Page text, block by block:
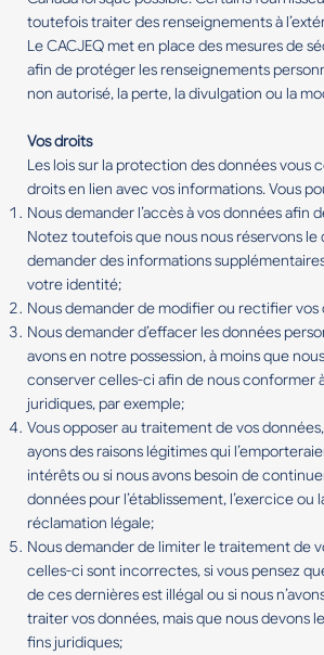
toutefois traiter des renseignements à
Le CACJEQ met en place des mesures de
afin de protéger les renseignements
non autorisé, la perte, la divulgation ou la
Vos droits
Les lois sur la protection des données vous
droits en lien avec vos informations. Vous
Nous demander l’accès à vos données afin
Notez toutefois que nous nous réservons le
demander des informations
votre identité;
Nous demander de modifier ou rectifier vos
Nous demander d’effacer les données
avons en notre possession, à moins que
conserver celles-ci afin de nous conformer
juridiques, par exemple;
Vous opposer au traitement de vos
ayons des raisons légitimes qui
intérêts ou si nous avons besoin de
données pour l’établissement, l’exercice ou
réclamation légale;
Nous demander de limiter le traitement de
celles-ci sont incorrectes, si vous pensez
de ces dernières est illégal ou si nous
traiter vos données, mais que nous devons
fins juridiques;